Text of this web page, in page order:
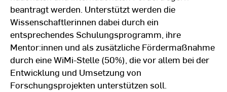
beantragt werden. Unterstützt werden die
Wissenschaftlerinnen dabei durch ein
entsprechendes Schulungsprogramm, ihre
Mentor:innen und als zusätzliche Fördermaßnahme
durch eine WiMi-Stelle (50%), die vor allem bei der
Entwicklung und Umsetzung von
Forschungsprojekten unterstützen soll.